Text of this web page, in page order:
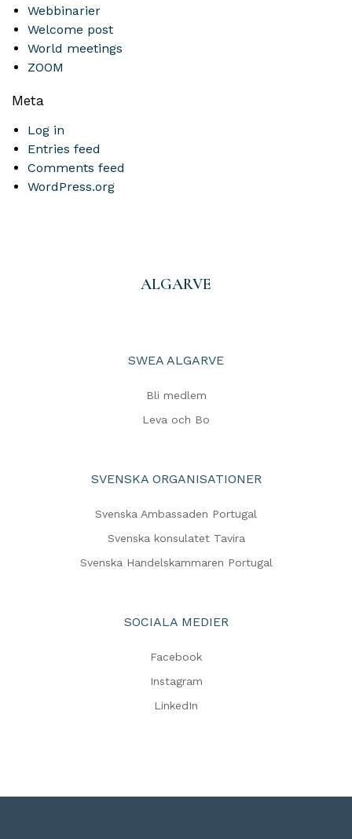
Webbinarier
Welcome post
World meetings
ZOOM
Meta
Log in
Entries feed
Comments feed
WordPress.org
ALGARVE
SWEA ALGARVE
Bli medlem
Leva och Bo
SVENSKA ORGANISATIONER
Svenska Ambassaden Portugal
Svenska konsulatet Tavira
Svenska Handelskammaren Portugal
SOCIALA MEDIER
Facebook
Instagram
LinkedIn